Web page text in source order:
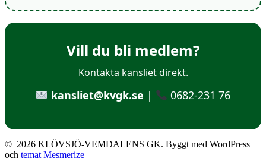
Vill du bli medlem?
Kontakta kansliet direkt.
kansliet@kvgk.se | 0682-231 76
© 2026 KLÖVSJÖ-VEMDALENS GK. Byggt med WordPress
och temat Mesmerize